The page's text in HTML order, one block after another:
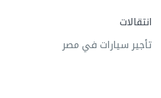
انتقالات
تأجير سيارات في مصر